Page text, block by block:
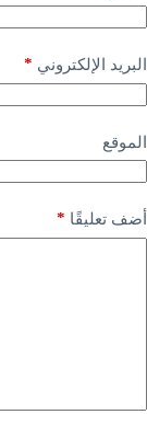
البريد الإلكتروني *
الموقع
أضف تعليقًا *